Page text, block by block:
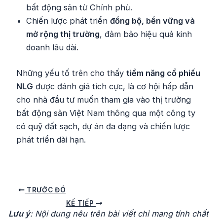
bất động sản từ Chính phủ.
Chiến lược phát triểnđồng bộ, bền vững và
mở rộng thị trường, đảm bảo hiệu quả kinh
doanh lâu dài.
Những yếu tố trên cho thấytiềm năng cổ phiếu
NLG được đánh giá tích cực, là cơ hội hấp dẫn
cho nhà đầu tư muốn tham gia vào thị trường
bất động sản Việt Nam thông qua một công ty
có quỹ đất sạch, dự án đa dạng và chiến lược
phát triển dài hạn.
Điều
bài
TRƯỚC ĐÓ
KẾ TIẾP
Lưu ý: Nội dung nêu trên bài viết chỉ mang tính chất